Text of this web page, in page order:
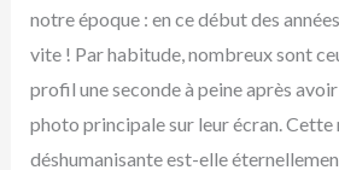
notre époque : en ce début des
vite ! Par habitude, nombreux sont
profil une seconde à peine après
photo principale sur leur écran. Cette
déshumanisante est-elle